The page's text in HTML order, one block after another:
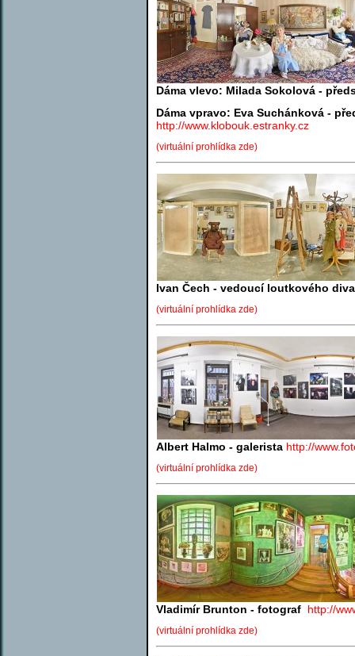
Dáma vlevo: Milada Sokolová -
Dáma vpravo: Eva Suchánková -
http://www.klobouk.estranky.cz
(virtuální prohlídka zde)
Ivan Čech - vedoucí loutkového
(virtuální prohlídka zde)
Albert Halmo - galerista http://
(virtuální prohlídka zde)
Vladimír Brunton - fotograf http://
(virtuální prohlídka zde)